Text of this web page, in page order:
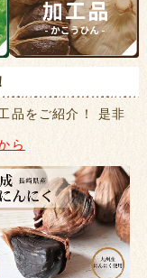
品をご紹介！ 是非
ら